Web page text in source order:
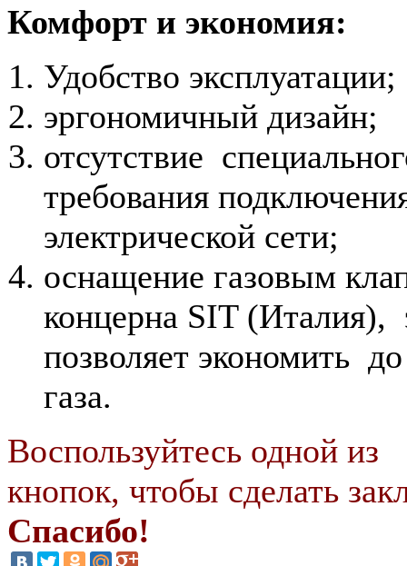
Комфорт и экономия:
Удобство эксплуатации;
эргономичный дизайн;
отсутствие
требования
электрической сети;
оснащение газовым
концерна SIT (Италия),
позволяет экономить
газа.
Воспользуйтесь одной из
кнопок, чтобы сделать
Спасибо!